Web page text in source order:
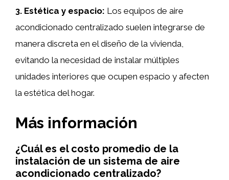
3. Estética y espacio: Los equipos de aire
acondicionado centralizado suelen integrarse de
manera discreta en el diseño de la vivienda,
evitando la necesidad de instalar múltiples
unidades interiores que ocupen espacio y afecten
la estética del hogar.
Más información
¿Cuál es el costo promedio de la
instalación de un sistema de aire
acondicionado centralizado?